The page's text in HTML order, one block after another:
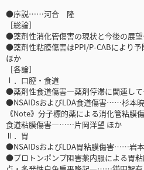
●序説……河合 隆
［総論］
●薬剤性消化管傷害の現状と今後の展
●薬剤性粘膜傷害はPPI/P-CABにより
ほか
［各論］
Ⅰ．口腔・食道
●薬剤性食道傷害―薬剤停滞に関連し
●NSAIDsおよびLDA食道傷害……杉本
《Note》分子標的薬による消化管粘
食道粘膜傷害―……片岡洋望 ほか
Ⅱ．胃
●NSAIDsおよびLDA胃粘膜傷害……岩
●プロトンポンプ阻害薬内服による胃